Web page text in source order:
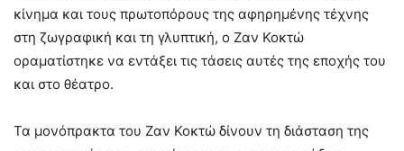
κίνημα και τους πρωτοπόρους της αφηρημένης τέχνης
στη ζωγραφική και τη γλυπτική, ο Ζαν Κοκτώ
οραματίστηκε να εντάξει τις τάσεις αυτές της εποχής του
και στο θέατρο.
Τα μονόπρακτα του Ζαν Κοκτώ δίνουν τη διάσταση της